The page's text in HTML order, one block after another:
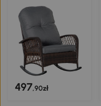
497,90zł